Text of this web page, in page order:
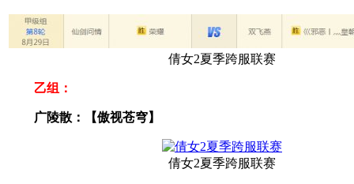
倩女2夏季跨服联赛
乙组：
广陵散：【傲视苍穹】
倩女2夏季跨服联赛